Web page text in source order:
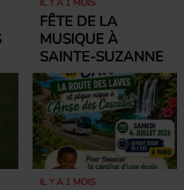
IL Y A 1 MOIS
FÊTE DE LA
MUSIQUE À
SAINTE-SUZANNE
IL Y A 1 MOIS